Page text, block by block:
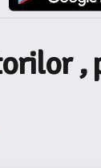
,